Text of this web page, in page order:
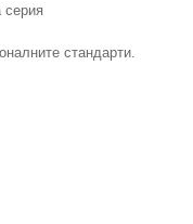
стандарти.